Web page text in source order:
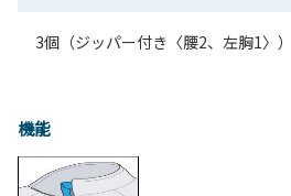
3個（ジッパー付き〈腰2、左胸1〉）
機能